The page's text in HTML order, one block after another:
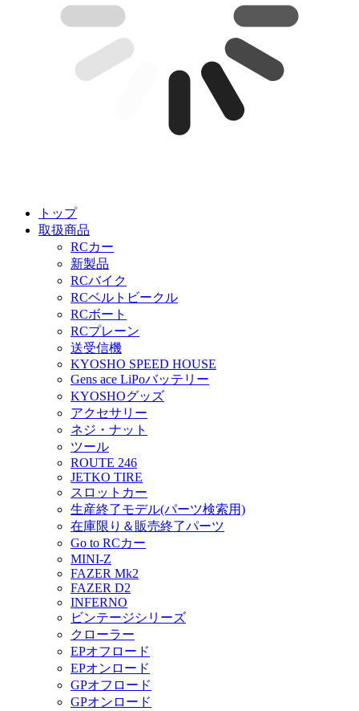
トップ
取扱商品
RCカー
新製品
RCバイク
RCベルトビークル
RCボート
RCプレーン
送受信機
KYOSHO SPEED HOUSE
Gens ace LiPoバッテリー
KYOSHOグッズ
アクセサリー
ネジ・ナット
ツール
ROUTE 246
JETKO TIRE
スロットカー
生産終了モデル(パーツ検索用)
在庫限り＆販売終了パーツ
Go to RCカー
MINI-Z
FAZER Mk2
FAZER D2
INFERNO
ビンテージシリーズ
クローラー
EPオフロード
EPオンロード
GPオフロード
GPオンロード